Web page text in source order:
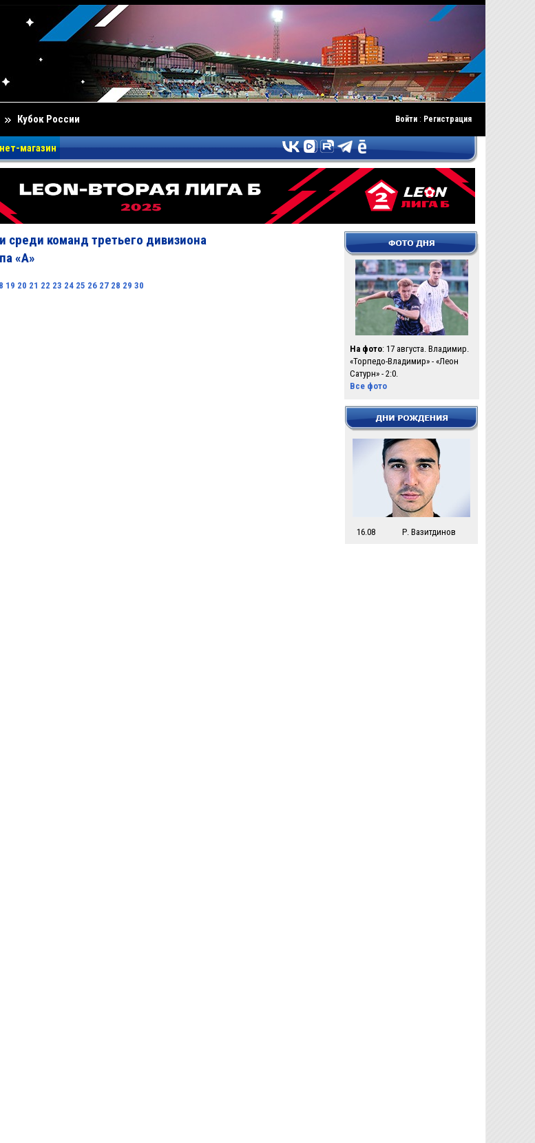
Кубок России Войти : Регистрация
магазин
среди команд третьего дивизиона
«А»
19 20 21 22 23 24 25 26 27 28 29 30
На фото: 17 августа. Владимир.
«Торпедо-Владимир» - «Леон
Сатурн» - 2:0.
Все фото
16.08 Р. Вазитдинов